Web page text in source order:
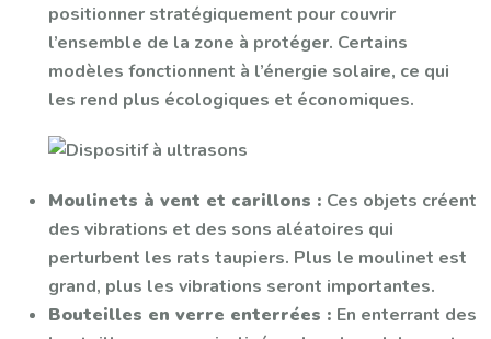
positionner stratégiquement pour couvrir
l’ensemble de la zone à protéger. Certains
modèles fonctionnent à l’énergie solaire, ce qui
les rend plus écologiques et économiques.
Moulinets à vent et carillons : Ces objets créent
des vibrations et des sons aléatoires qui
perturbent les rats taupiers. Plus le moulinet est
grand, plus les vibrations seront importantes.
Bouteilles en verre enterrées : En enterrant des